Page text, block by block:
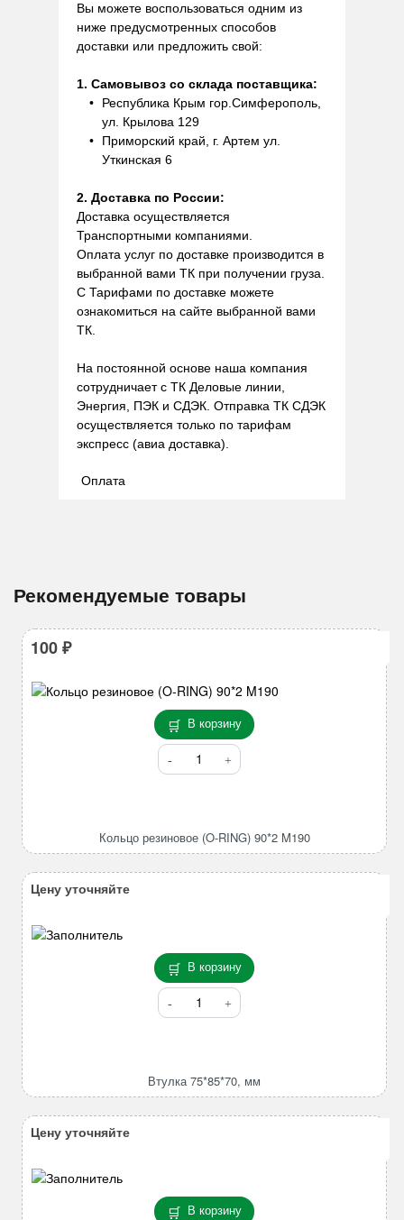
Вы можете воспользоваться одним из
ниже предусмотренных способов
доставки или предложить свой:
1. Самовывоз со склада поставщика:
Республика Крым гор.Симферополь,
ул. Крылова 129
Приморский край, г. Артем ул.
Уткинская 6
2. Доставка по России:
Доставка осуществляется
Транспортными компаниями.
Оплата услуг по доставке производится в
выбранной вами ТК при получении груза.
С Тарифами по доставке можете
ознакомиться на сайте выбранной вами
ТК.
На постоянной основе наша компания
сотрудничает с ТК Деловые линии,
Энергия, ПЭК и СДЭК. Отправка ТК СДЭК
осуществляется только по тарифам
экспресс (авиа доставка).
Оплата
Рекомендуемые товары
В корзину
Количество
товара
RING)
Кольцо резиновое (O-RING) 90*2 M190
100₽
В корзину
Количество
товара
Втулка 75*85*70, мм
Цену уточняйте
В корзину
Цену уточняйте